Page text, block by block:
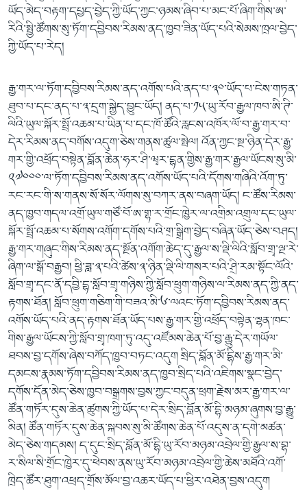
ཡོད་མེད་བརྟག་དཔྱད་བྱེད་ཀྱི་ཡོད་ཀྱང་ཉམས་ཞིབ་པ་མང་པོ་ཞིག་གིས་ཨ་
རིའི་སྤྱི་ཚོགས་སུ་ཏོག་དབྱིབས་རིམས་ནད་ཁྱབ་ཟིན་ཡོད་པའི་སེམས་ཁྲལ་བྱེད་
ཀྱི་ཡོད་པ་རེད།
རྒྱ་གར་ལ་ཏོག་དབྱིབས་རིམས་ནད་འགོས་པའི་ནད་པ་༣༠་ཡོད་པ་ངེས་གཏན་
ཐུབ་པ་དང་ནད་པ་༣་དྲག་སྐྱེད་བྱུང་ཡོད། ནད་པ་༡༥་ཡུ་རོབ་རྒྱལ་ཁབ་ཨི་ཊི་
ལིའི་ཡུལ་སྐོར་སྤྲོ་འཆམ་པ་ཡིན་པ་དང་ཁོ་ཚོའི་རླངས་འཁོར་ལོ་བ་རྒྱ་གར་བ་
དེར་རིམས་ནད་བགོས་འདུག་ཅེས་གནས་ཚུལ་སྤེལ། འོན་ཀྱང་སྔ་ཉིན་དེར་རྒྱ་
གར་གྱི་འཕྲོད་བསྟེན་བློན་ཆེན་ཧར་ཤི་ཝྭར་དྷན་གྱིས་རྒྱ་གར་རྒྱལ་ཡོངས་སུ་མི་
༢༧༠༠༠་ལ་ཏོག་དབྱིབས་རིམས་ནད་འགོས་ཡོད་པའི་དོགས་གཞིའི་འོག་ཏུ་
རང་རང་གི་ས་གནས་སོ་སོར་ལོགས་སུ་བཀར་ནས་བཞག་ཡོད། ང་ཚོས་རིམས་
ནད་ཁྱབ་གདལ་འགྲོ་ཡུལ་གཙོ་བོ་ཨ་གྷ་ར་གྲོང་ཁྱེར་ལ་འགྲིམ་འགྲུལ་དང་ཡུལ་
སྐོར་སྤྲོ་འཆམ་པ་སོགས་འགོག་དགོས་པའི་གྲ་སྒྲིག་བྱེད་བཞིན་ཡོད་ཅེས་བཤད།
རྒྱ་གར་གཞུང་གིས་རིམས་ནད་སྔོན་འགོག་ཆེད་དུ་རྒྱལ་ས་ལྡི་ལིའི་སློབ་གྲྭ་ལྔ་རེ་
ཞིག་ལ་སྒོ་བརྒྱབ། ཕྱི་ཟླ་༣་པའི་ཚེས་༣་ཉིན་ལྡི་ལི་གསར་པའི་ཤྲི་རམ་སྟོང་ལོའི་
སློབ་གྲྭ་དང་ནོ་དབྱི་དྷ་སློབ་གྲྭ་གཉིས་ཀྱི་སློབ་ཕྲུག་གཉིས་ལ་རིམས་ནད་ཀྱི་ནད་
རྟགས་ཐོན། སློབ་ཕྲུག་གཅིག་གི་བཟའ་མི་༦་ལའང་ཏོག་དབྱིབས་རིམས་ནད་
འགོས་ཡོད་པའི་ནད་རྟགས་ཐོན་ཡོད་པས་རྒྱ་གར་གྱི་འཕྲོད་བསྟེན་ལྷན་ཁང་
གིས་རྒྱལ་ཡོངས་ཀྱི་སློབ་གྲྭ་ཁག་ཏུ་འདུ་འཛོམས་ཆེན་པོ་བྱ་རྒྱུ་དེར་གཡོལ་
ཐབས་བྱ་དགོས་ཞེས་བཀོད་ཁྱབ་བཏང་འདུག སྲིད་བློན་མོ་དྷིས་རྒྱ་གར་མི་
དམངས་རྣམས་ཏོག་དབྱིབས་རིམས་ནད་ཁྱབ་སྲིད་པའི་འཇིགས་སྣང་བྱེད་
དགོས་དོན་མེད་ཅེས་ཁྱབ་བསྒྲགས་བྱས་ཀྱང་བདུན་ཕྲག་རྗེས་མར་རྒྱ་གར་ལ་
ཚོན་གཏོར་དུས་ཆེན་ཚུགས་ཀྱི་ཡོད་པ་དེར་སྲིད་བློན་མོ་དྷི་མཉམ་ཞུགས་བྱ་རྒྱུ་
མིན། ཚོན་གཏོར་དུས་ཆེན་སྐབས་སུ་མི་ཚོགས་ཆེན་པོ་འདུས་ན་དགེ་མཚན་
མེད་ཅེས་གདམས། ད་དུང་སྲིད་བློན་མོ་དྷི་ཡུ་རོབ་མཉམ་འབྲེལ་གྱི་རྒྱལ་ས་བྷ་
ར་སིལ་སི་གྲོང་ཁྱེར་དུ་ཕེབས་ནས་ཡུ་རོབ་མཉམ་འབྲེལ་གྱི་ཆེས་མཐོའི་འགོ་
ཁྲིད་ཚོར་ཐུག་འཕྲད་གྲོས་མོལ་བྱ་འཆར་ཡོད་པ་ཕྱིར་འཐེན་བྱས་འདུག